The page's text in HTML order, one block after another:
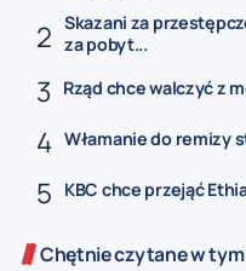
Skazani za
za pobyt...
Rząd chce walczyć z
Włamanie do remizy
KBC chce przejąć
Chętnie czytane w